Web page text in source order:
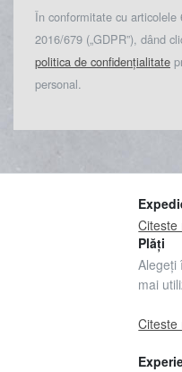
În conformitate cu
2016/679 („GDPR”), dând
politica de confidențialitate
personal.
Citeste
Plăți
Alegeți
mai
Citeste